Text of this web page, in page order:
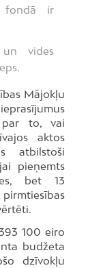
fondā ir
vides
Mājokļu
par to, vai
aktos
atbilstoši
pieņemts
bet 13
100 eiro
budžeta
dzīvokļu